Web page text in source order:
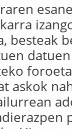
besteak
askok